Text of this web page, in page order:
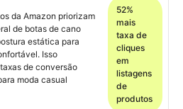
da Amazon priorizam
de botas de cano
estática para
Isso
de conversão
moda casual
52%
mais
taxa de
cliques
em
listagens
de
produtos